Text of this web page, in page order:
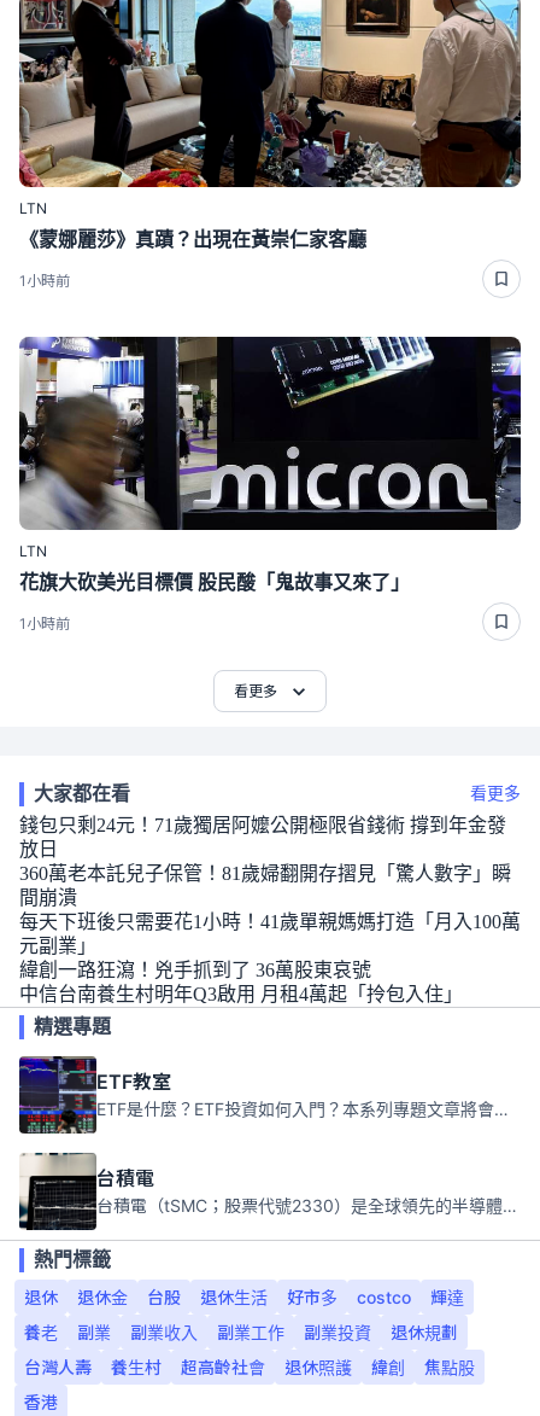
LTN
《蒙娜麗莎》真蹟？出現在黃崇仁家客廳
1小時前
LTN
花旗大砍美光目標價 股民酸「鬼故事又來了」
1小時前
看更多
大家都在看 看更多
錢包只剩24元！71歲獨居阿嬤公開極限省錢術 撐到年金發
放日
360萬老本託兒子保管！81歲婦翻開存摺見「驚人數字」瞬
間崩潰
每天下班後只需要花1小時！41歲單親媽媽打造「月入100萬
元副業」
緯創一路狂瀉！兇手抓到了 36萬股東哀號
中信台南養生村明年Q3啟用 月租4萬起「拎包入住」
精選專題
ETF教室
ETF是什麼？ETF投資如何入門？本系列專題文章將會告訴你新手必須知道的ETF基礎知識。
台積電
台積電（tSMC；股票代號2330）是全球領先的半導體代工公司，成立於1987年，總部位於台灣新竹。且已於美國、日本、德國及中國設廠，台積電是全球首家專業積體電路製造服務公司，也是全球最先進和最大規模的半導體代工廠。
熱門標籤
退休
退休金 台股 退休生活 好市多 costco
輝達
養老
副業 副業收入 副業工作 副業投資
退休規劃
台灣人壽
養生村 超高齡社會 退休照護 緯創
焦點股
香港